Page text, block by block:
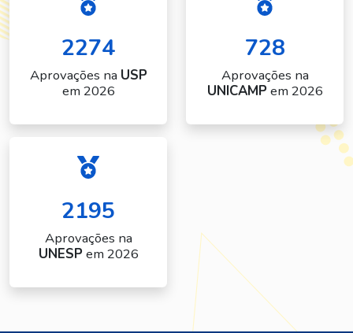
2274
Aprovações na USP
em 2026
728
Aprovações na
UNICAMP em 2026
2195
Aprovações na
UNESP em 2026